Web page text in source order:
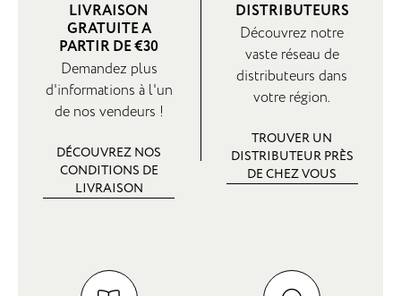
LIVRAISON
GRATUITE A
PARTIR DE €30
Demandez plus
d'informations à l'un
de nos vendeurs !
DÉCOUVREZ NOS
CONDITIONS DE
LIVRAISON
DISTRIBUTEURS
Découvrez notre
vaste réseau de
distributeurs dans
votre région.
TROUVER UN
DISTRIBUTEUR PRÈS
DE CHEZ VOUS